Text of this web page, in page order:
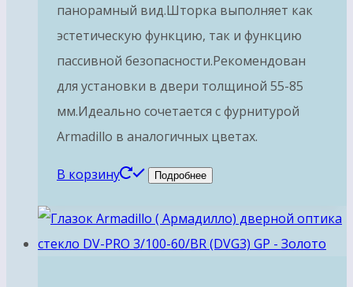
панорамный вид.Шторка выполняет как
эстетическую функцию, так и функцию
пассивной безопасности.Рекомендован
для установки в двери толщиной 55-85
мм.Идеально сочетается с фурнитурой
Armadillo в аналогичных цветах.
В корзину Подробнее